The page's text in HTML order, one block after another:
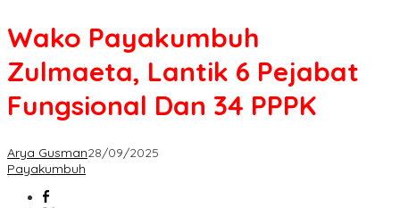
Wako Payakumbuh
Zulmaeta, Lantik 6 Pejabat
Fungsional Dan 34 PPPK
Arya Gusman28/09/2025
Payakumbuh